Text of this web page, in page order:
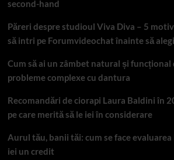
second-hand
Păreri despre studioul Viva Diva – 5
să intri pe Forumvideochat înainte să
Cum să ai un zâmbet natural și funcțional
probleme complexe cu dantura
Recomandări de ciorapi Laura Baldini în
pe care merită să le iei în considerare
Aurul tău, banii tăi: cum se face
iei un credit